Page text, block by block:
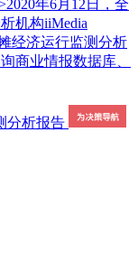
年6月12日，全
机构iiMedia
经济运行监测分析
商业情报数据库、